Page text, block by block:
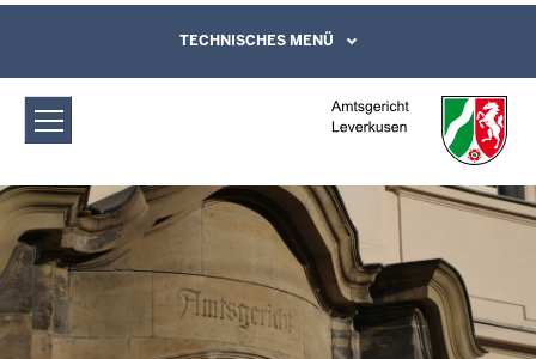
Amtsgericht Leverkusen:
Sitzungstermine
Direkt zum Inhalt
Leichte Sprache, Gebärdensprachenvideo
und Kontaktformular
TECHNISCHES MENÜ